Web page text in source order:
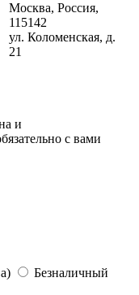
Москва, Россия,
115142
ул. Коломенская, д.
21
и
с вами
Безналичный